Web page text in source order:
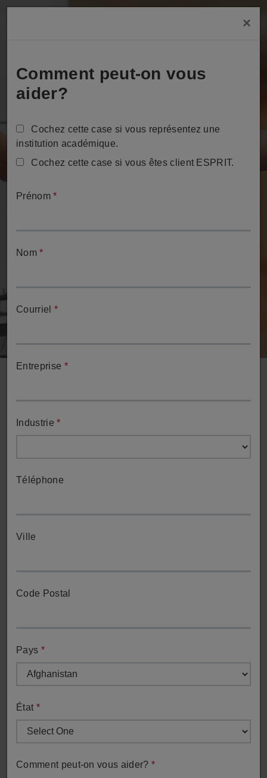
Aller
Contact
Nous sommes là pour vous aider.
Recevoir une démo sur les capacités globales d'ESPRIT
Contactez notre équipe de vente pour toute demande
d'informations commerciales.
×
Comment peut-on vous
aider?
Cochez cette case si vous représentez une
institution académique.
Cochez cette case si vous êtes client ESPRIT.
Prénom*
Nom*
Courriel *
Entreprise *
Industrie*
Téléphone
Ville
Code Postal
Pays *
État *
Comment peut-on vous aider? *